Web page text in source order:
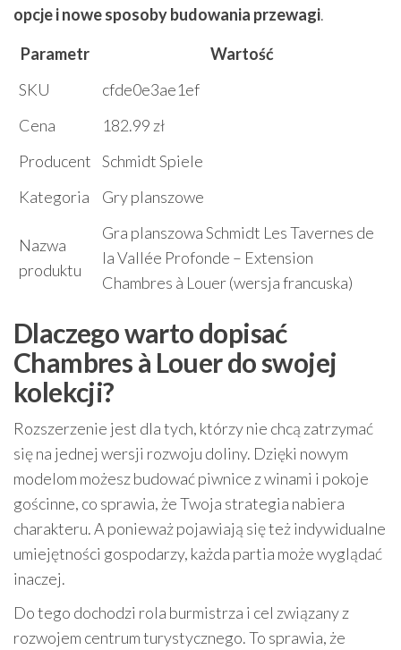
opcje i nowe sposoby budowania przewagi.
Parametr
Wartość
SKU
cfde0e3ae1ef
Cena
182.99 zł
Producent Schmidt Spiele
Kategoria
Gry planszowe
Nazwa
produktu
Gra planszowa Schmidt Les Tavernes de
la Vallée Profonde – Extension
Chambres à Louer (wersja francuska)
Dlaczego warto dopisać
Chambres à Louer do swojej
kolekcji?
Rozszerzenie jest dla tych, którzy nie chcą zatrzymać
się na jednej wersji rozwoju doliny. Dzięki nowym
modelom możesz budować piwnice z winami i pokoje
gościnne, co sprawia, że Twoja strategia nabiera
charakteru. A ponieważ pojawiają się też indywidualne
umiejętności gospodarzy, każda partia może wyglądać
inaczej.
Do tego dochodzi rola burmistrza i cel związany z
rozwojem centrum turystycznego. To sprawia, że